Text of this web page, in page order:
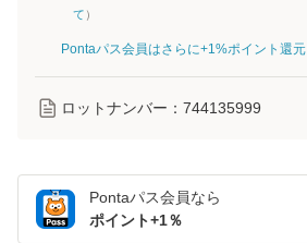
て ）
Pontaパス会員はさらに+1%ポイント還元
ロットナンバー： 744135999
Pontaパス会員なら
ポイント+1％